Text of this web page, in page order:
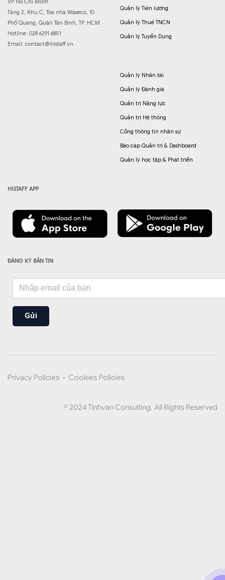
VP Hồ Chí Minh
Tầng 2, Khu C, Tòa nhà Waseco, 10
Phổ Quang, Quận Tân Bình, TP. HCM
Hotline: 028 6291 6851
Email: contact@histaff.vn
Quản lý Tiền lương
Quản lý Thuế TNCN
Quản lý Tuyển Dụng
Quản lý Nhân tài
Quản lý Đánh giá
Quản trị Năng lực
Quản trị Hệ thống
Cổng thông tin nhân sự
Báo cáp Quản trị & Dashboard
Quản lý học tập & Phát triển
HISTAFF APP
ĐĂNG KÝ BẢN TIN
Gửi
Privacy Policies • Cookies Policies
© 2024 Tinhvan Consulting. All Rights Reserved